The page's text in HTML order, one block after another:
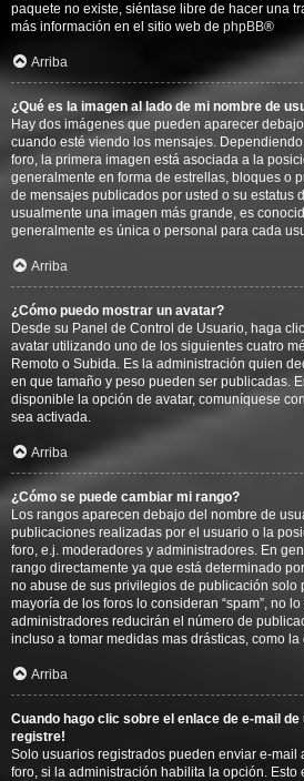
paquete no existe, siéntase libre de hacer una
más información en el sitio web de phpBB®
Arriba
¿Qué es la imagen al lado de mi nombre de
Hay dos imágenes que pueden aparecer
cuando esté viendo los mensajes.
foro, la primera imagen está asociada a la
generalmente en forma de estrellas, bloques o
de mensajes publicados por usted o su estatus
usualmente una imagen más grande, es
generalmente es única o personal para cada
Arriba
¿Cómo puedo mostrar un avatar?
Desde su Panel de Control de Usuario, haga
avatar utilizando uno de los siguientes cuatro
Remoto o Subida. Es la administración quien
en que tamaño y peso pueden ser publicadas.
disponible la opción de avatar, comuníquese
sea activada.
Arriba
¿Cómo se puede cambiar mi rango?
Los rangos aparecen debajo del nombre de
publicaciones realizadas por el usuario o la
foro, e.j. moderadores y administradores. En
rango directamente ya que está determinado
no abuse de sus privilegios de publicación solo
mayoría de los foros lo consideran “spam”, no
administradores reducirán el número de
incluso a tomar medidas mas drásticas, como
Arriba
Cuando hago clic sobre el enlace de e-mail de
registre!
Solo usuarios registrados pueden enviar e-mail
foro, si la administración habilita la opción. Esto